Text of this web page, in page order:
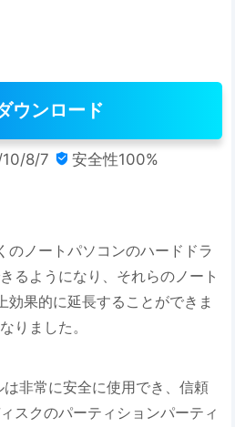
ウンロード
8/7  安全性100%
のノートパソコンのハードドラ
るようになり、それらのノート
効果的に延長することができま
りました。
非常に安全に使用でき、信頼
スクのパーティションパーティ